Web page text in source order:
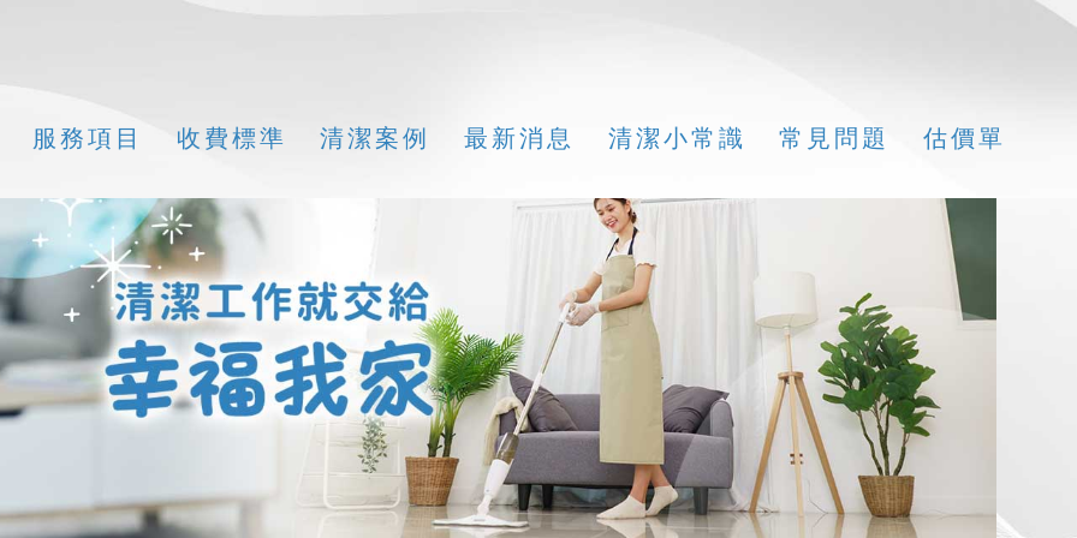
服務項目 收費標準 清潔案例 最新消息 清潔小常識 常見問題 估價單